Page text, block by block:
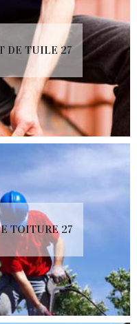
DE TUILE 27
TOITURE 27